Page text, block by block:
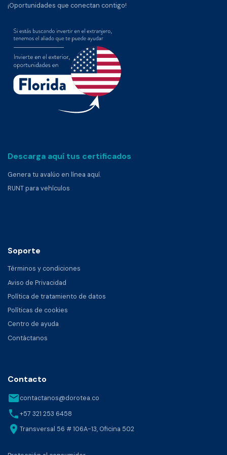
¡Oportunidades que conectan contigo!
Descarga aquí tus certificados
Genera tu avalúo en línea aquí.
RUNT para vehículos
Soporte
Términos y condiciones
Aviso de Privacidad
Política de tratamiento de datos
Políticas de cookies
Centro de ayuda
Contáctanos
Contacto
emailcontactanos@dorotea.co
phone+57 321 253 6458
location_onTransversal 56 # 106A-13, Oficina 502